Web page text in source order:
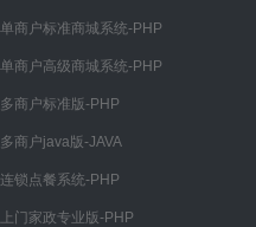
常见问题汇总
单商户标准商城系统-PHP
单商户高级商城系统-PHP
多商户标准版-PHP
多商户java版-JAVA
连锁点餐系统-PHP
上门家政专业版-PHP